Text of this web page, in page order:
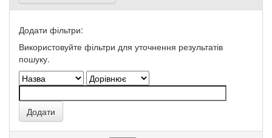
Додати фільтри:
Використовуйте фільтри для уточнення результатів
пошуку.